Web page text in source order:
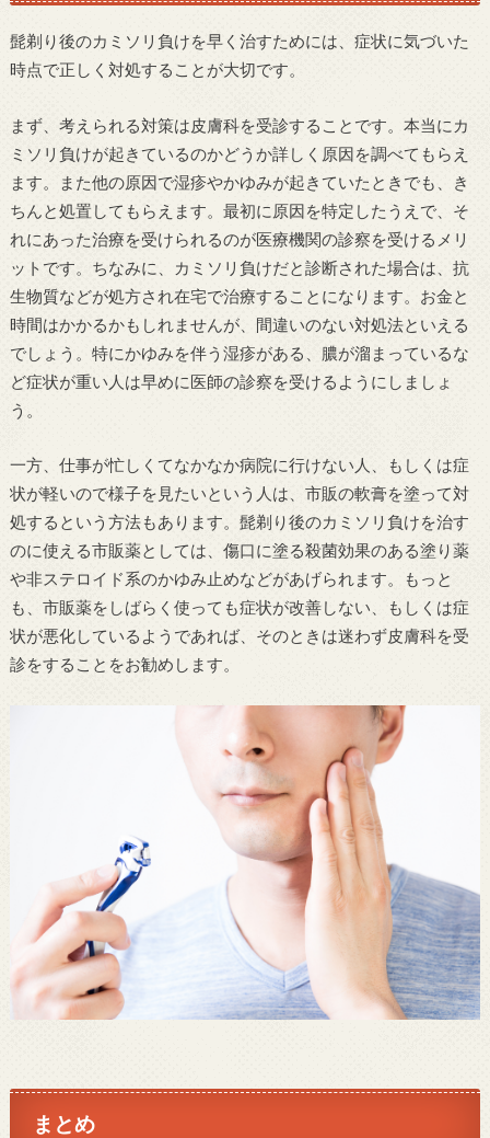
髭剃り後のカミソリ負けを早く治すためには、症状に気づいた
時点で正しく対処することが大切です。
まず、考えられる対策は皮膚科を受診することです。本当にカ
ミソリ負けが起きているのかどうか詳しく原因を調べてもらえ
ます。また他の原因で湿疹やかゆみが起きていたときでも、き
ちんと処置してもらえます。最初に原因を特定したうえで、そ
れにあった治療を受けられるのが医療機関の診察を受けるメリ
ットです。ちなみに、カミソリ負けだと診断された場合は、抗
生物質などが処方され在宅で治療することになります。お金と
時間はかかるかもしれませんが、間違いのない対処法といえる
でしょう。特にかゆみを伴う湿疹がある、膿が溜まっているな
ど症状が重い人は早めに医師の診察を受けるようにしましょ
う。
一方、仕事が忙しくてなかなか病院に行けない人、もしくは症
状が軽いので様子を見たいという人は、市販の軟膏を塗って対
処するという方法もあります。髭剃り後のカミソリ負けを治す
のに使える市販薬としては、傷口に塗る殺菌効果のある塗り薬
や非ステロイド系のかゆみ止めなどがあげられます。もっと
も、市販薬をしばらく使っても症状が改善しない、もしくは症
状が悪化しているようであれば、そのときは迷わず皮膚科を受
診をすることをお勧めします。
まとめ